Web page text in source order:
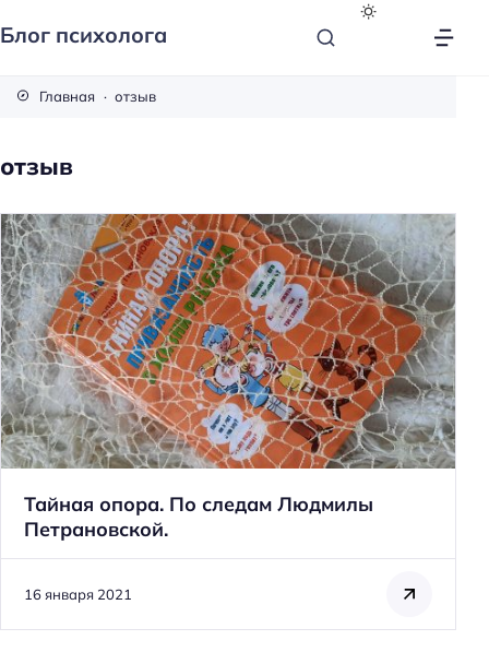
Блог психолога
Главная отзыв
отзыв
Тайная опора. По следам Людмилы
Петрановской.
16 января 2021